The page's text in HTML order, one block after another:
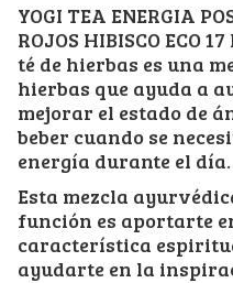
YOGI TEA ENERGIA
ROJOS HIBISCO ECO
té de hierbas es una
hierbas que ayuda a
mejorar el estado de
beber cuando se
energía durante el día.
Esta mezcla
función es aportarte
característica
ayudarte en la